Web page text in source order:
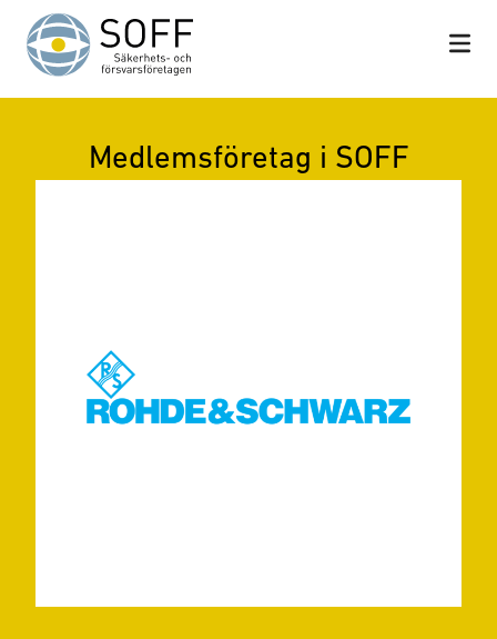
Hoppa till innehåll
Medlemsföretag i SOFF